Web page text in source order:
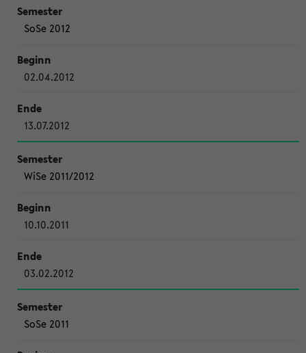
SoSe 2012
02.04.2012
13.07.2012
WiSe 2011/2012
10.10.2011
03.02.2012
SoSe 2011